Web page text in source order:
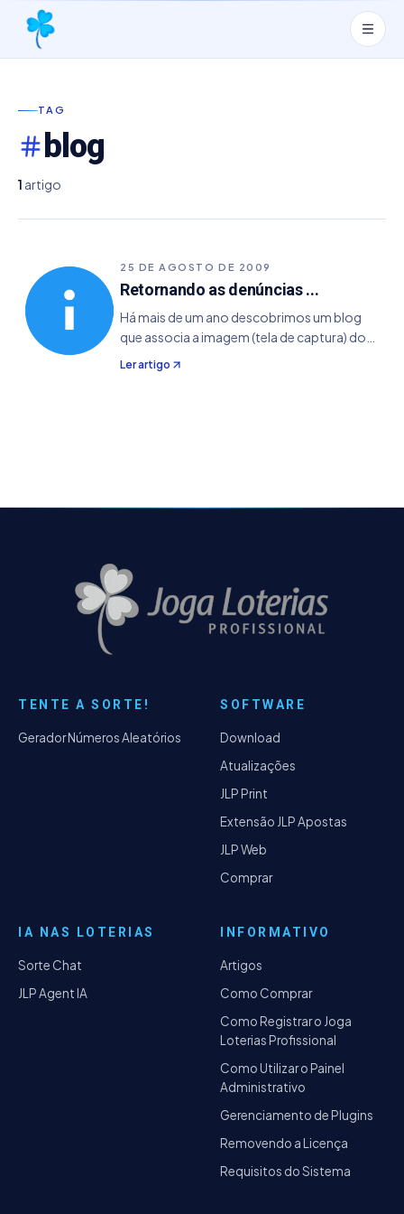
TAG
blog
1 artigo
25 DE AGOSTO DE 2009
Retornando as denúncias ...
Há mais de um ano descobrimos um blog
que associa a imagem (tela de captura) do
Joga Loterias versão antiga (1.3) com um tal
de Lotto222. O mesmo também copiou
Ler artigo
TENTE A SORTE!
Gerador Números Aleatórios
SOFTWARE
Download
Atualizações
JLP Print
Extensão JLP Apostas
JLP Web
Comprar
IA NAS LOTERIAS
Sorte Chat
JLP Agent IA
INFORMATIVO
Artigos
Como Comprar
Como Registrar o Joga
Loterias Profissional
Como Utilizar o Painel
Administrativo
Gerenciamento de Plugins
Removendo a Licença
Requisitos do Sistema